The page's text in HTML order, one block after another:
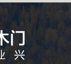
选择让你的木门与家